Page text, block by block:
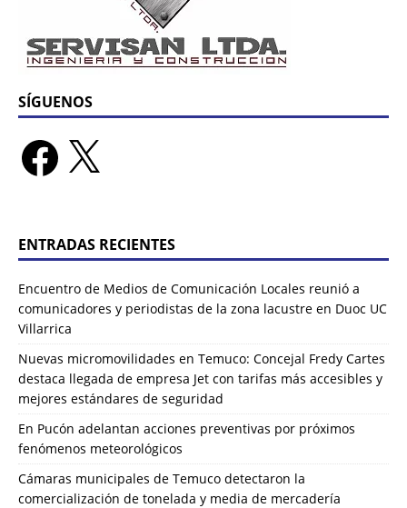
SÍGUENOS
ENTRADAS RECIENTES
Encuentro de Medios de Comunicación Locales reunió a
comunicadores y periodistas de la zona lacustre en Duoc UC
Villarrica
Nuevas micromovilidades en Temuco: Concejal Fredy Cartes
destaca llegada de empresa Jet con tarifas más accesibles y
mejores estándares de seguridad
En Pucón adelantan acciones preventivas por próximos
fenómenos meteorológicos
Cámaras municipales de Temuco detectaron la
comercialización de tonelada y media de mercadería